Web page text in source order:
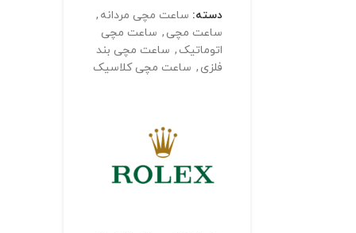
دسته: ساعت مچی مردانه ,
ساعت مچی , ساعت مچی
اتوماتیک , ساعت مچی بند
فلزی , ساعت مچی کلاسیک